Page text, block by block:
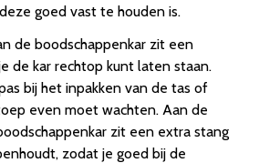
goed vast te houden is.
de boodschappenkar zit een
de kar rechtop kunt laten staan.
bij het inpakken van de tas of
even moet wachten. Aan de
zit een extra stang
zodat je goed bij de